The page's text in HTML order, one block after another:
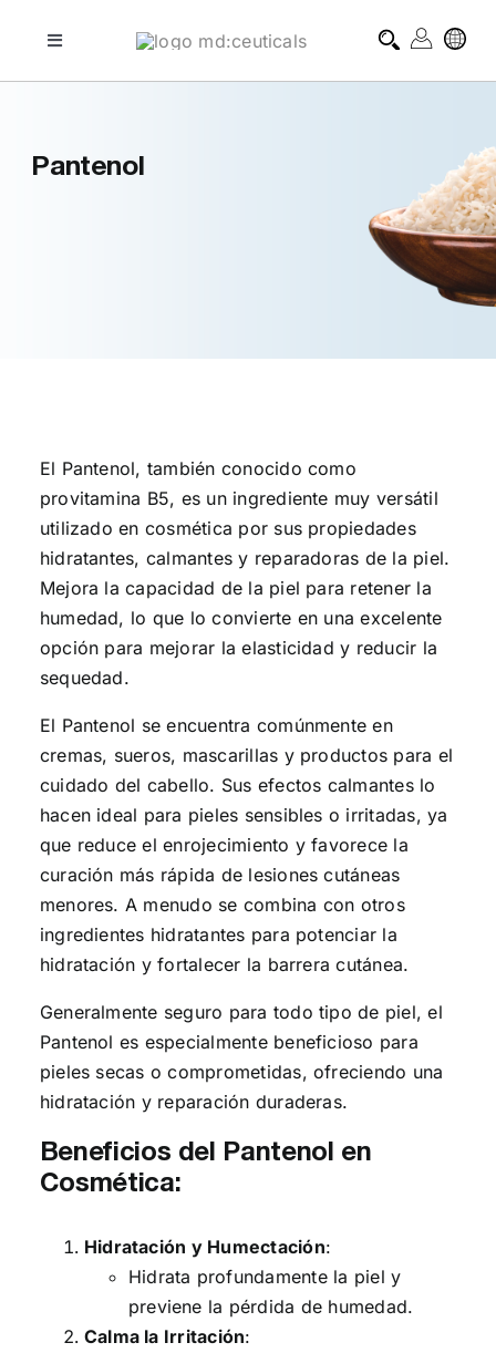
Toggle
tratamientos domiciliarios
Pantenol
El Pantenol, también conocido como
provitamina B5, es un ingrediente muy versátil
utilizado en cosmética por sus propiedades
hidratantes, calmantes y reparadoras de la piel.
Mejora la capacidad de la piel para retener la
humedad, lo que lo convierte en una excelente
opción para mejorar la elasticidad y reducir la
sequedad.
El Pantenol se encuentra comúnmente en
cremas, sueros, mascarillas y productos para el
cuidado del cabello. Sus efectos calmantes lo
hacen ideal para pieles sensibles o irritadas, ya
que reduce el enrojecimiento y favorece la
curación más rápida de lesiones cutáneas
menores. A menudo se combina con otros
ingredientes hidratantes para potenciar la
hidratación y fortalecer la barrera cutánea.
Generalmente seguro para todo tipo de piel, el
Pantenol es especialmente beneficioso para
pieles secas o comprometidas, ofreciendo una
hidratación y reparación duraderas.
Beneficios del Pantenol en
Cosmética:
Hidratación y Humectación:
Hidrata profundamente la piel y
previene la pérdida de humedad.
Calma la Irritación: